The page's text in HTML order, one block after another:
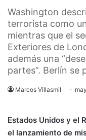
Washington
terrorista como
mientras que el
Exteriores de
además una
partes”. Berlín se
Marcos Villasmil
Estados Unidos y el
el lanzamiento de